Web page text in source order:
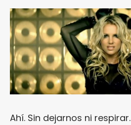
Ahí. Sin dejarnos ni respirar.